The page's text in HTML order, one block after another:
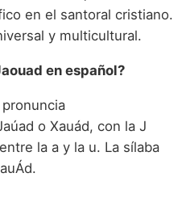
en el santoral cristiano.
y multicultural.
en español?
o Xauád, con la J
la a y la u. La sílaba